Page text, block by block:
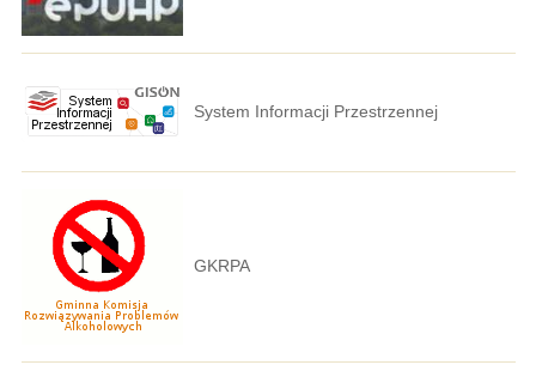
System Informacji Przestrzennej
GKRPA